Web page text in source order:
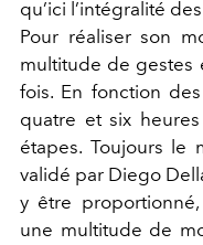
qu’ici l’intégralité
Pour réaliser son
multitude de gestes
fois. En fonction
quatre et six
étapes. Toujours le
validé par Diego
y être
une multitude de